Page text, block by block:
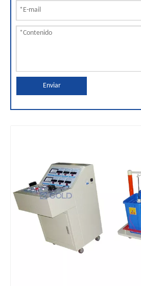
Enviar